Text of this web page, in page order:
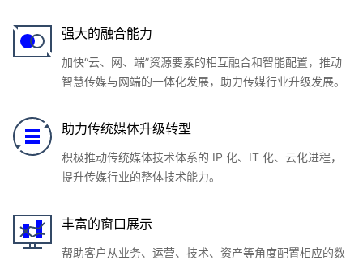
强大的融合能力
加快“云、网、端”资源要素的相互融合和智能配置，推动
智慧传媒与网端的一体化发展，助力传媒行业升级发展。
助力传统媒体升级转型
积极推动传统媒体技术体系的 IP 化、IT 化、云化进程，
提升传媒行业的整体技术能力。
丰富的窗口展示
帮助客户从业务、运营、技术、资产等角度配置相应的数